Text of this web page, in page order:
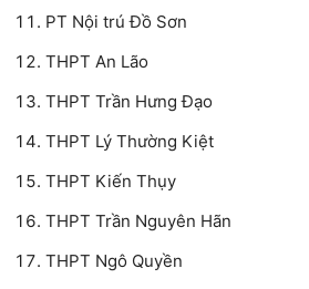
PT Nội trú Đồ Sơn
THPT An Lão
THPT Trần Hưng Đạo
THPT Lý Thường Kiệt
THPT Kiến Thụy
THPT Trần Nguyên Hãn
THPT Ngô Quyền